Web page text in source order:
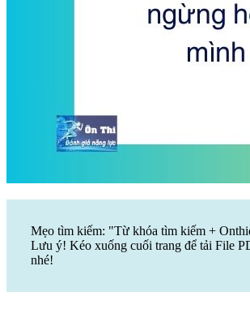
Mẹo tìm kiếm: "Từ khóa tìm kiếm +
Lưu ý! Kéo xuống cuối trang để tải File
nhé!